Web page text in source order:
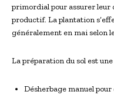
primordial pour assurer leur
productif. La plantation
généralement en mai selon
La préparation du sol est une
Désherbage manuel